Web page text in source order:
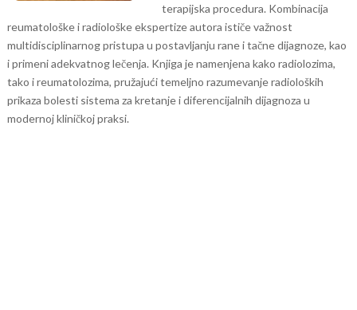
terapijska procedura. Kombinacija
reumatološke i radiološke ekspertize autora ističe važnost
multidisciplinarnog pristupa u postavljanju rane i tačne dijagnoze, kao
i primeni adekvatnog lečenja. Knjiga je namenjena kako radiolozima,
tako i reumatolozima, pružajući temeljno razumevanje radioloških
prikaza bolesti sistema za kretanje i diferencijalnih dijagnoza u
modernoj kliničkoj praksi.